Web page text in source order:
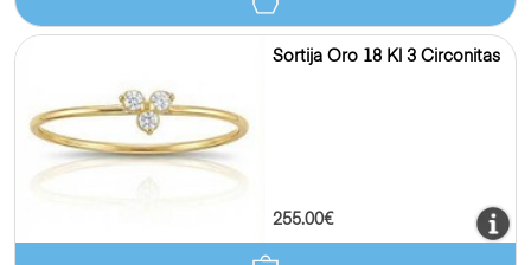
Sortija Oro 18 Kl 3 Circonitas
255.00€